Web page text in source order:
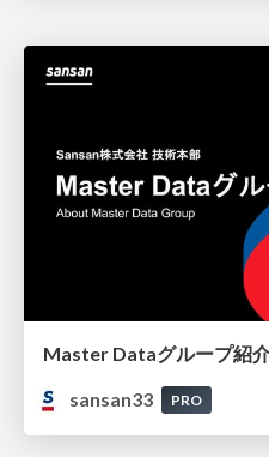
Master Dataグループ紹
sansan33
PRO